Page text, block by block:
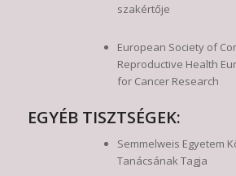
szakértője
European Society of
Reproductive Health
for Cancer Research
EGYÉB TISZTSÉGEK:
Semmelweis Egyetem
Tanácsának Tagja